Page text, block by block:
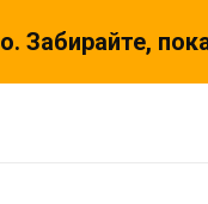
Забирайте,